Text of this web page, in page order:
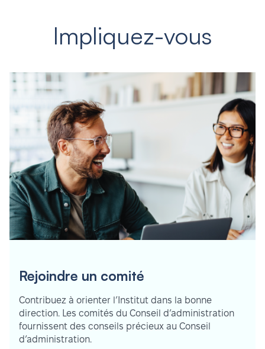
Impliquez-vous
Rejoindre un comité
Contribuez à orienter l’Institut dans la bonne
direction. Les comités du Conseil d’administration
fournissent des conseils précieux au Conseil
d’administration.